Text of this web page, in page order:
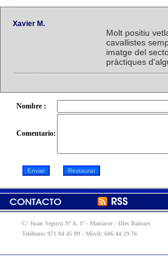
Xavier M.
Molt positiu
cavallistes
imatge del
pràctiques
Nombre :
Comentario:
C/ Juan Segura Nº 8, 1º - Manacor - Illes Balears
Teléfono: 971 84 45 89 - Móvil: 606 44 29 76